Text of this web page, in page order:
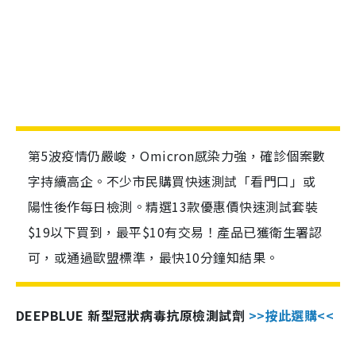
第5波疫情仍嚴峻，Omicron感染力強，確診個案數
字持續高企。不少市民購買快速測試「看門口」或
陽性後作每日檢測。精選13款優惠價快速測試套裝
$19以下買到，最平$10有交易！產品已獲衛生署認
可，或通過歐盟標準，最快10分鐘知結果。
DEEPBLUE 新型冠狀病毒抗原檢測試劑 >>按此選購<<